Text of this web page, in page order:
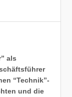
als
“Technik”-
und die